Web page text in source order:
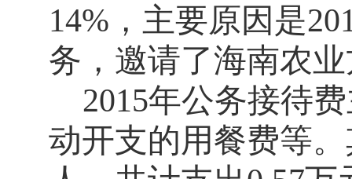
14% ，主要原因是
务，邀请了海南农
2015年公务接待
动开支的用餐费等